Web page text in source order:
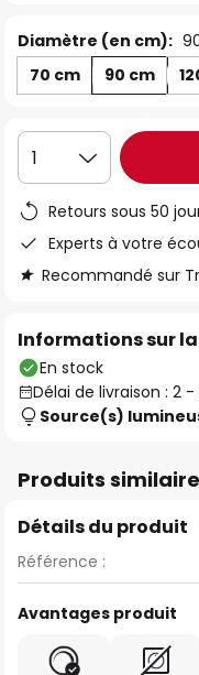
Diamètre (en cm):
70 cm
90 cm
1
Retours sous 50
Experts à votre
Recommandé sur
Informations sur
En stock
Délai de livraison : 2
Source(s)
Produits
Détails du produit
Référence :
Avantages produit